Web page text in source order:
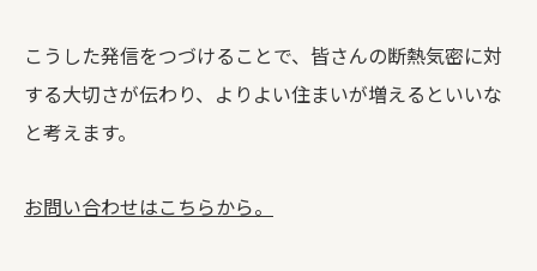
こうした発信をつづけることで、皆さんの断熱気密に対
する大切さが伝わり、よりよい住まいが増えるといいな
と考えます。
お問い合わせはこちらから。